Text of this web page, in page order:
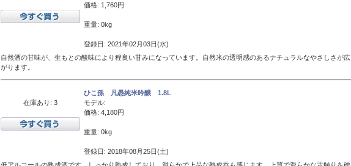
価格: 1,760円
重量: 0kg
登録日: 2021年02月03日(水)
自然酒の甘味が、生もとの酸味により程良い甘みになっています。自然米の透明感のあるナチュラルなやさしさが広
がります。
在庫あり: 3
ひこ孫 凡愚純米吟醸 1.8L
モデル:
価格: 4,180円
重量: 0kg
登録日: 2018年08月25日(土)